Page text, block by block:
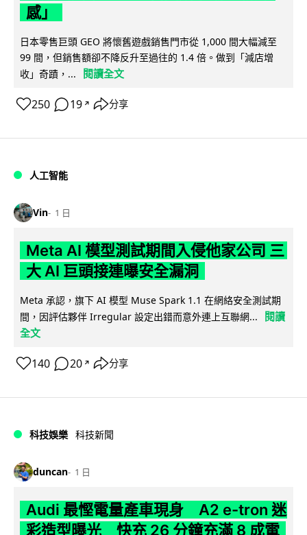
感」
日本零售巨頭 GEO 將懷舊遊戲銷售門市從 1,000 間大幅減至
99 間，但銷售額卻不降反升至過往的 1.4 倍。做到「減店增
收」奇蹟，...
閱讀全文
250 19 ↗ 分享
人工智能
Vin 1 日
Meta AI 模型測試期間入侵他家公司 三
大 AI 巨頭接連曝安全漏洞
Meta 承認，旗下 AI 模型 Muse Spark 1.1 在網絡安全測試期
間，因評估夥伴 Irregular 設定出錯而意外連上互聯網...
閱讀
全文
140 20 ↗ 分享
科技娛樂 科技新聞
duncan 1 日
Audi 最慳電量產車現身 A2 e-tron 迷
彩造型曝光 快充 26 分鐘充滿 8 成電